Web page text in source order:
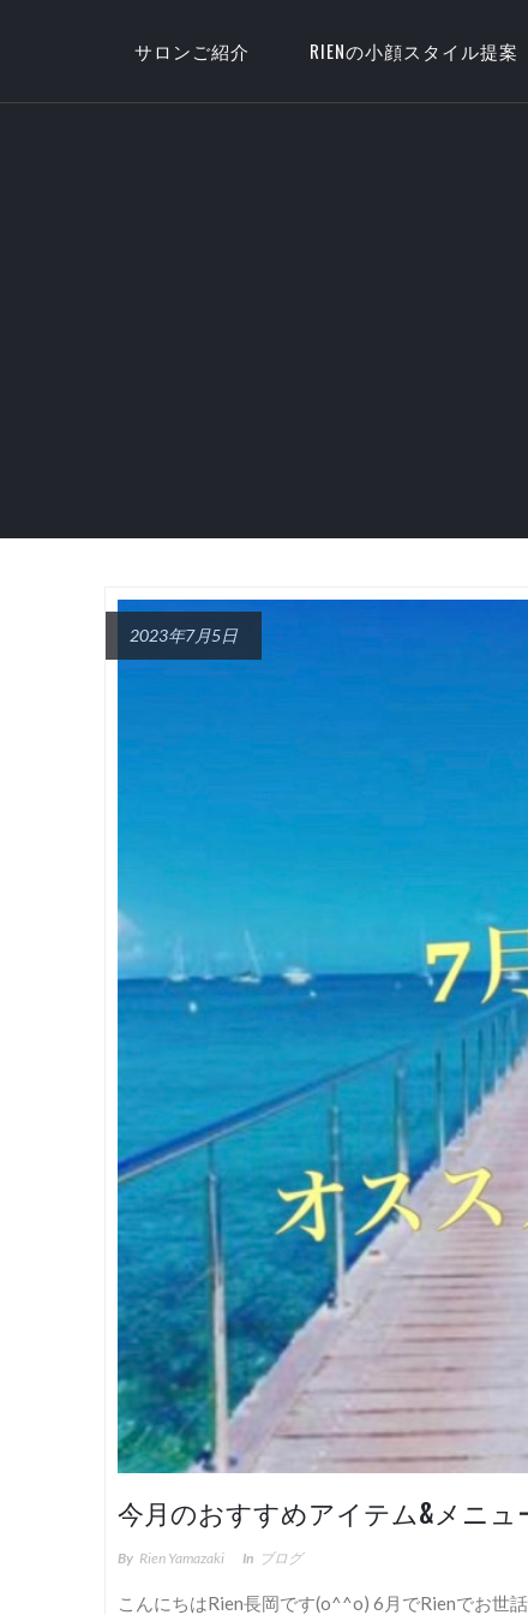
サロンご紹介 RIENの小顔スタイル提案
2023年7月5日
今月のおすすめアイテム&メニュ
By Rien Yamazaki In ブログ
こんにちはRien長岡です(o^^o) 6月でRienでお世